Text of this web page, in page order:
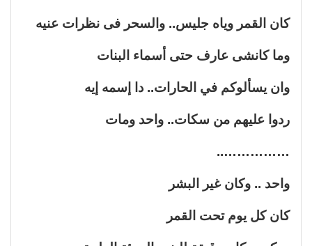
كان القمر وياه جليس.. والسحر فى نظرات عنيه
وما كانشى عارف حتى أسماء البنات
وان يسألوكم في الحارات.. دا إسمه إيه
ردوا عليهم من سكات.. واحد ومات
……………..
واحد .. وكان غير البشر
كان كل يوم تحت القمر